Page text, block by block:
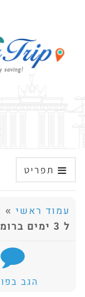
תפריט
עמוד ראשי »
ל 3 ימים ברומא
הגב